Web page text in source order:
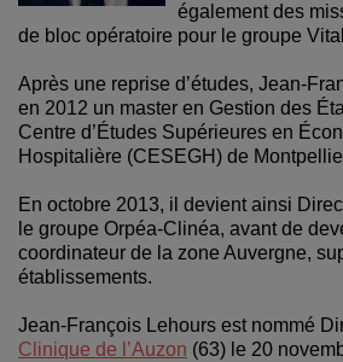
également des
de bloc opératoire pour le groupe
Après une reprise d’études, Jean-
en 2012 un master en Gestion des
Centre d’Études Supérieures en
Hospitalière (CESEGH) de
En octobre 2013, il devient ainsi
le groupe Orpéa-Clinéa, avant de
coordinateur de la zone Auvergne,
établissements.
Jean-François Lehours est nommé
Clinique de l’Auzon (63) le 20